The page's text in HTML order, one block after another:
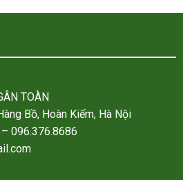
TOÀN
Bồ, Hoàn Kiếm, Hà Nội
096.376.8686